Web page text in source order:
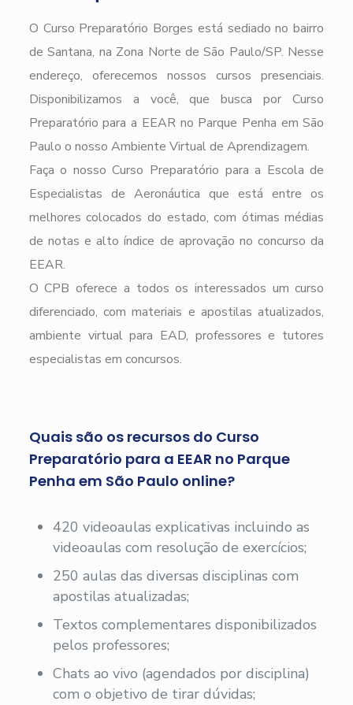
O Curso Preparatório Borges está sediado no bairro
de Santana, na Zona Norte de São Paulo/SP. Nesse
endereço, oferecemos nossos cursos presenciais.
Disponibilizamos a você, que busca por Curso
Preparatório para a EEAR no Parque Penha em São
Paulo o nosso Ambiente Virtual de Aprendizagem.
Faça o nosso Curso Preparatório para a Escola de
Especialistas de Aeronáutica que está entre os
melhores colocados do estado, com ótimas médias
de notas e alto índice de aprovação no concurso da
EEAR.
O CPB oferece a todos os interessados um curso
diferenciado, com materiais e apostilas atualizados,
ambiente virtual para EAD, professores e tutores
especialistas em concursos.
Quais são os recursos do Curso
Preparatório para a EEAR no Parque
Penha em São Paulo online?
420 videoaulas explicativas incluindo as
videoaulas com resolução de exercícios;
250 aulas das diversas disciplinas com
apostilas atualizadas;
Textos complementares disponibilizados
pelos professores;
Chats ao vivo (agendados por disciplina)
com o objetivo de tirar dúvidas;